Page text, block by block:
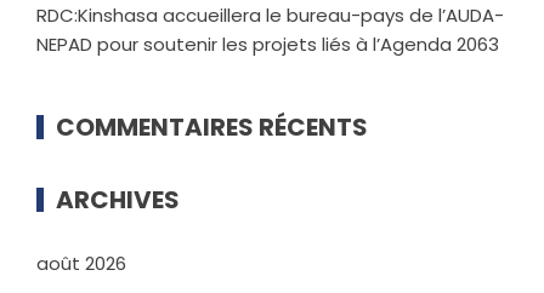
RDC:Kinshasa accueillera le bureau-pays de l’AUDA-
NEPAD pour soutenir les projets liés à l’Agenda 2063
COMMENTAIRES RÉCENTS
ARCHIVES
août 2026